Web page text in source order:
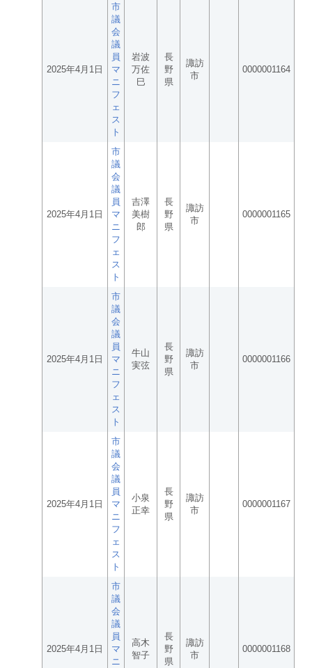
2025年4月1日
市
議
会
議
員
マ
ニ
フ
ェ
ス
ト
岩波
万佐
巳
長
野
県
諏訪
市
0000001164
2025年4月1日
市
議
会
議
員
マ
ニ
フ
ェ
ス
ト
吉澤
美樹
郎
長
野
県
諏訪
市
0000001165
2025年4月1日
市
議
会
議
員
マ
ニ
フ
ェ
ス
ト
牛山
実弦
長
野
県
諏訪
市
0000001166
2025年4月1日
市
議
会
議
員
マ
ニ
フ
ェ
ス
ト
小泉
正幸
長
野
県
諏訪
市
0000001167
2025年4月1日
市
議
会
議
員
マ
ニ
高木
智子
長
野
県
諏訪
市
0000001168